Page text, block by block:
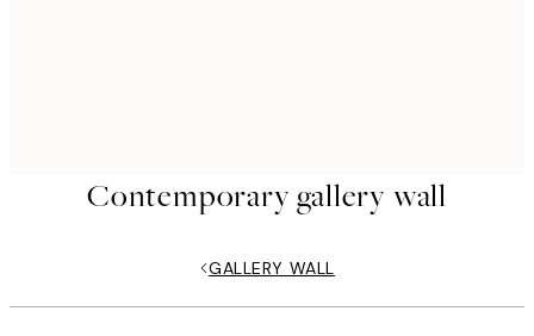
Contemporary gallery wall
GALLERY WALL